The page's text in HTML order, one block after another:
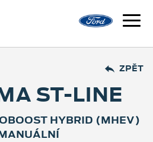
ZPĚT
ST-LINE
HYBRID (MHEV)